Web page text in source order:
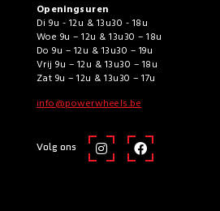
Openingsuren
Di 9u - 12u & 13u30 - 18u
Woe 9u – 12u & 13u30 – 18u
Do 9u – 12u & 13u30 – 19u
Vrij 9u – 12u & 13u30 – 18u
Zat 9u – 12u & 13u30 – 17u
info@powerwheels.be
Volg ons